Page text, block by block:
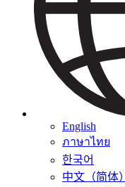
English
ภาษาไทย
한국어
中文（简体）